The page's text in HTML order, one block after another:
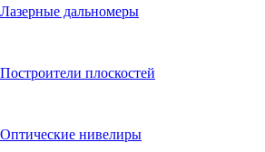
Лазерные дальномеры
Построители плоскостей
Оптические нивелиры